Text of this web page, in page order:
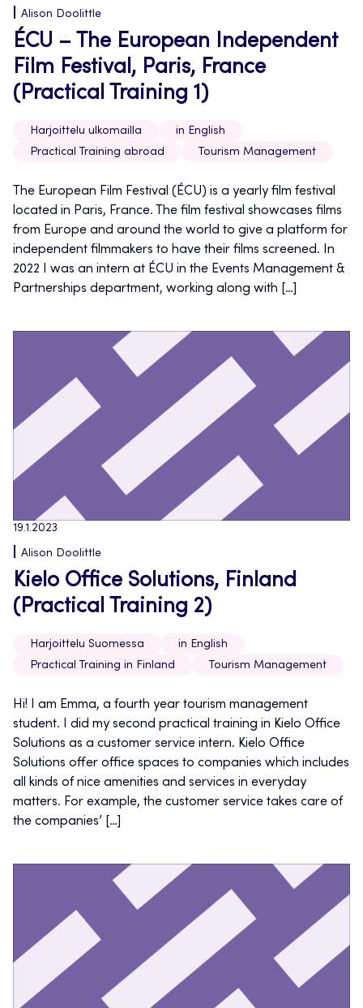
Alison Doolittle
ÉCU – The European Independent
Film Festival, Paris, France
(Practical Training 1)
Harjoittelu ulkomailla
in English
Practical Training abroad
Tourism Management
The European Film Festival (ÉCU) is a yearly film festival
located in Paris, France. The film festival showcases films
from Europe and around the world to give a platform for
independent filmmakers to have their films screened. In
2022 I was an intern at ÉCU in the Events Management &
Partnerships department, working along with […]
19.1.2023
Alison Doolittle
Kielo Office Solutions, Finland
(Practical Training 2)
Harjoittelu Suomessa
in English
Practical Training in Finland
Tourism Management
Hi! I am Emma, a fourth year tourism management
student. I did my second practical training in Kielo Office
Solutions as a customer service intern. Kielo Office
Solutions offer office spaces to companies which includes
all kinds of nice amenities and services in everyday
matters. For example, the customer service takes care of
the companies’ […]